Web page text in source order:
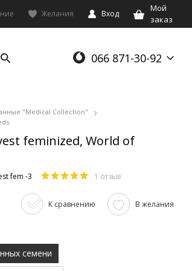
Желания Вход
Мой
заказ
066 871-30-92
"Medical Collection"
feminized, World of
fem -3 1 отзыв
К сравнению В желания
семени